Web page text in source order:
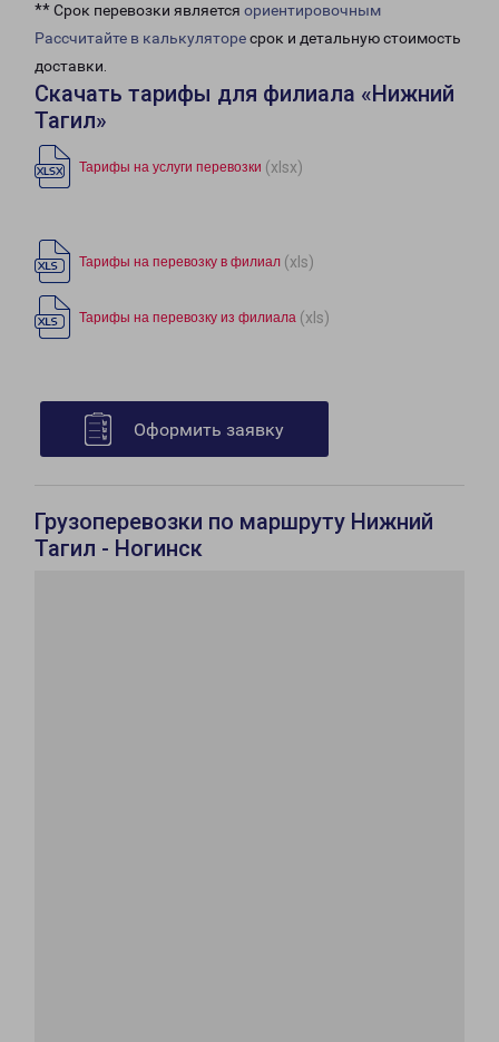
** Срок перевозки является ориентировочным
Рассчитайте в калькуляторесрок и детальную стоимость
доставки.
Скачать тарифы для филиала «Нижний
Тагил»
Тарифы на услуги перевозки (xlsx)
Тарифы на перевозку в филиал (xls)
Тарифы на перевозку из филиала (xls)
Оформить заявку
Грузоперевозки по маршруту Нижний
Тагил - Ногинск